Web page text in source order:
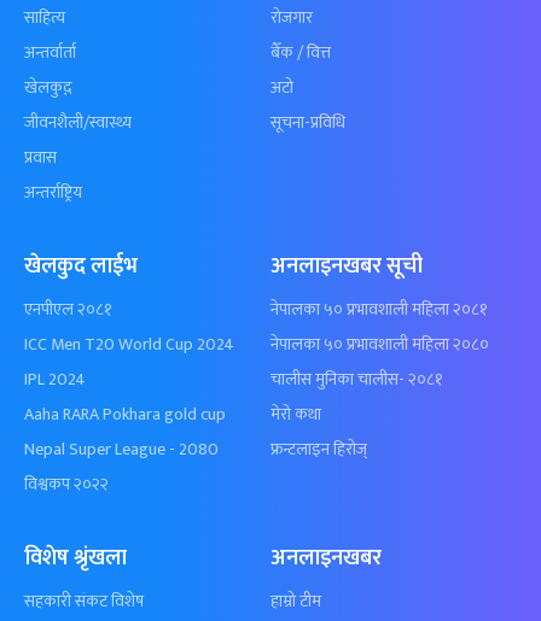
साहित्य
अन्तर्वार्ता
खेलकुद़़
जीवनशैली/स्वास्थ्य
प्रवास
अन्तर्राष्ट्रिय
रोजगार
बैँक / वित्त
अटो
सूचना-प्रविधि
खेलकुद लाईभ
एनपीएल २०८१
ICC Men T20 World Cup 2024
IPL 2024
Aaha RARA Pokhara gold cup
Nepal Super League - 2080
विश्वकप २०२२
अनलाइनखबर सूची
नेपालका ५० प्रभावशाली महिला २०८१
नेपालका ५० प्रभावशाली महिला २०८०
चालीस मुनिका चालीस- २०८१
मेरो कथा
फ्रन्टलाइन हिरोज्
विशेष श्रृंखला
सहकारी संकट विशेष
अनलाइनखबर
हाम्रो टीम